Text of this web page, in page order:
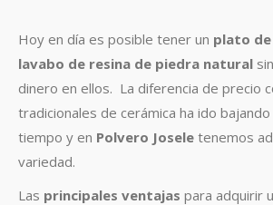
Hoy en día es posible tener un plato
lavabo de resina de piedra natural
dinero en ellos. La diferencia de precio
tradicionales de cerámica ha ido
tiempo y en Polvero Josele tenemos
variedad.
Las principales ventajas para adquirir